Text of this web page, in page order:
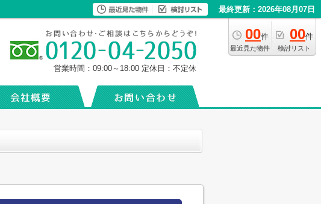
最終更新：2026年08月07日
00件
最近見た物件
00件
検討リスト
営業時間：09:00～18:00 定休日：不定休